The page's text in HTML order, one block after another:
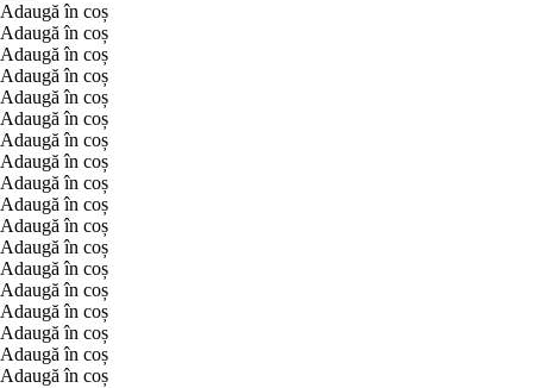
Adaugă în coș
Adaugă în coș
Adaugă în coș
Adaugă în coș
Adaugă în coș
Adaugă în coș
Adaugă în coș
Adaugă în coș
Adaugă în coș
Adaugă în coș
Adaugă în coș
Adaugă în coș
Adaugă în coș
Adaugă în coș
Adaugă în coș
Adaugă în coș
Adaugă în coș
Adaugă în coș